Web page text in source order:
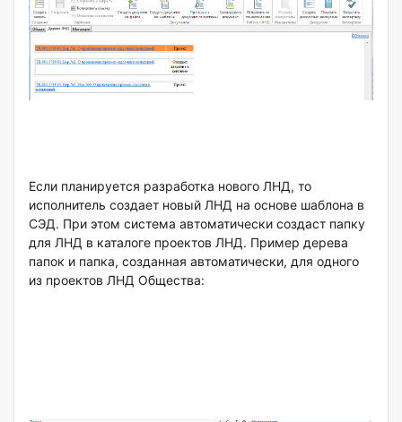
Если планируется разработка нового ЛНД, то
исполнитель создает новый ЛНД на основе шаблона в
СЭД. При этом система автоматически создаст папку
для ЛНД в каталоге проектов ЛНД. Пример дерева
папок и папка, созданная автоматически, для одного
из проектов ЛНД Общества: